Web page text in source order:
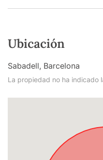
Ubicación
Sabadell, Barcelona
La propiedad no ha indicado